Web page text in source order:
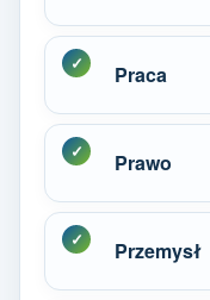
Praca
Prawo
Przemysł